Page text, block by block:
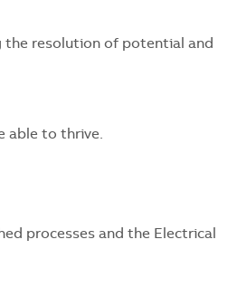
the resolution of potential and
able to thrive.
processes and the Electrical